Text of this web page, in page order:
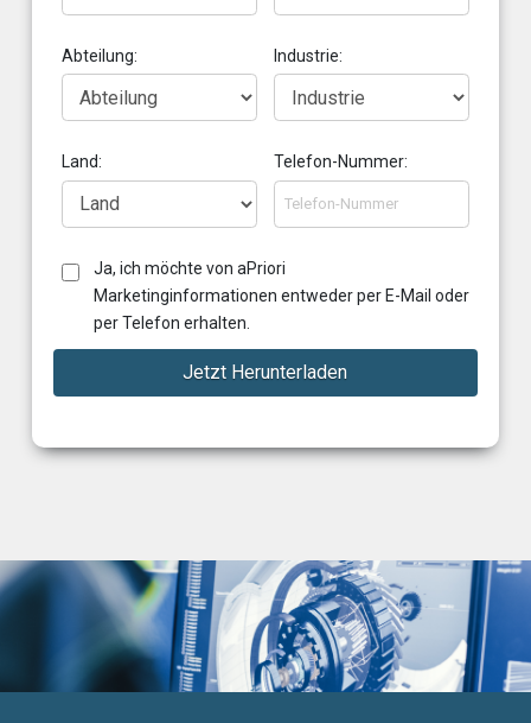
Abteilung: Industrie:
Land: Telefon-Nummer:
Ja, ich möchte von aPriori
Marketinginformationen entweder per E-Mail oder
per Telefon erhalten.
Jetzt Herunterladen